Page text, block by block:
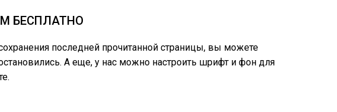
БЕСПЛАТНО
последней прочитанной страницы, вы можете
А еще, у нас можно настроить шрифт и фон для